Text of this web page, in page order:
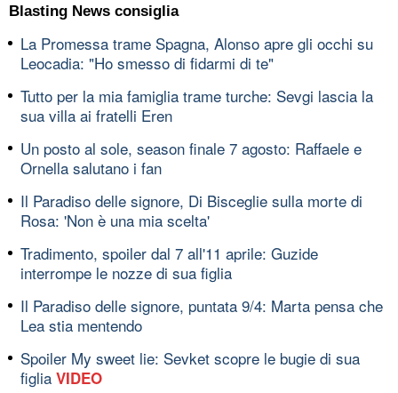
Blasting News consiglia
La Promessa trame Spagna, Alonso apre gli occhi su
Leocadia: "Ho smesso di fidarmi di te"
Tutto per la mia famiglia trame turche: Sevgi lascia la
sua villa ai fratelli Eren
Un posto al sole, season finale 7 agosto: Raffaele e
Ornella salutano i fan
Il Paradiso delle signore, Di Bisceglie sulla morte di
Rosa: 'Non è una mia scelta'
Tradimento, spoiler dal 7 all'11 aprile: Guzide
interrompe le nozze di sua figlia
Il Paradiso delle signore, puntata 9/4: Marta pensa che
Lea stia mentendo
Spoiler My sweet lie: Sevket scopre le bugie di sua
figlia VIDEO